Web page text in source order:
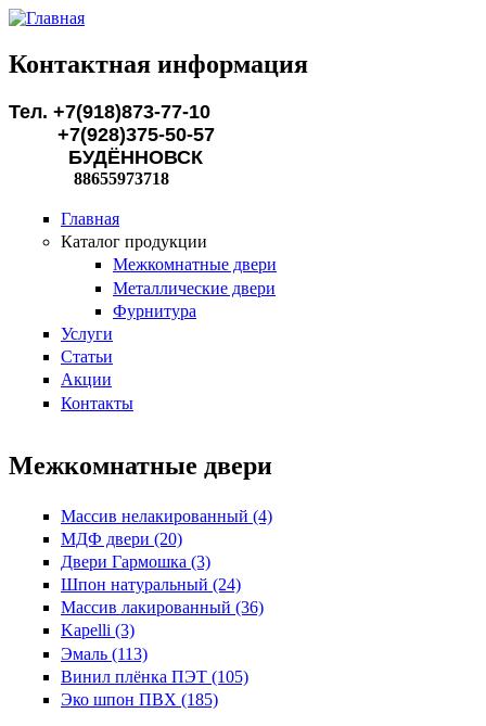
Перейти к основному содержанию
Контактная информация
Тел. +7(918)873-77-10
+7(928)375-50-57
БУДЁННОВСК
88655973718
Главная
Каталог продукции
Межкомнатные двери
Металлические двери
Фурнитура
Услуги
Статьи
Акции
Контакты
Межкомнатные двери
Массив нелакированный (4)
МДФ двери (20)
Двери Гармошка (3)
Шпон натуральный (24)
Массив лакированный (36)
Kapelli (3)
Эмаль (113)
Винил плёнка ПЭТ (105)
Эко шпон ПВХ (185)